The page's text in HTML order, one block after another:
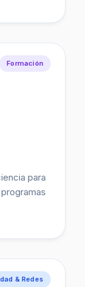
Formación
para
& Redes